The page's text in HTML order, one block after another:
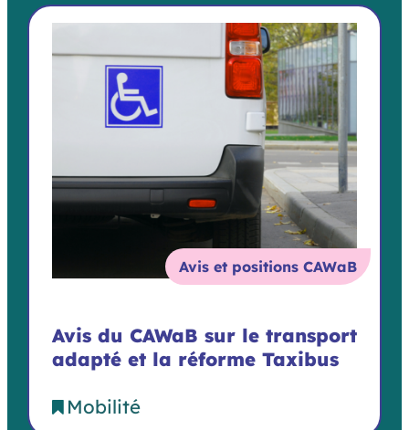
Avis et positions CAWaB
Avis du CAWaB sur le transport
adapté et la réforme Taxibus
Mobilité